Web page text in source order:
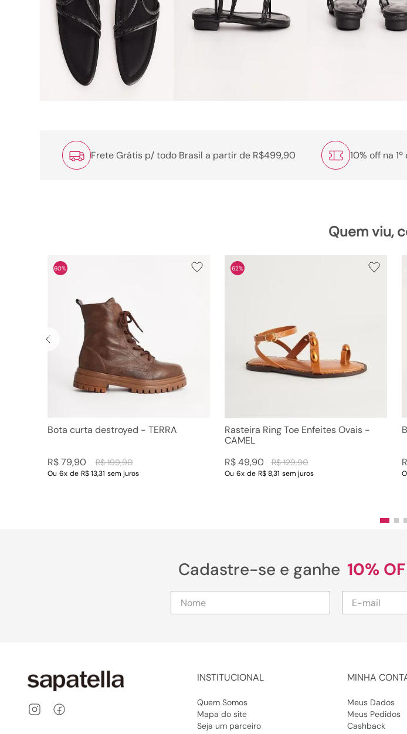
Frete Grátis p/ todo Brasil a partir de R$499,90 10% off na
Quem viu,
60%
Bota curta destroyed - TERRA
R$ 199,90
R$ 79,90
Ou 6x de R$ 13,31 sem juros
62%
Rasteira Ring Toe Enfeites Ovais -
CAMEL
R$ 129,90
R$ 49,90
Ou 6x de R$ 8,31 sem juros
Cadastre-se e ganhe 10%
INSTITUCIONAL
Quem Somos
Mapa do site
Seja um parceiro
MINHA
Meus Dados
Meus Pedidos
Cashback